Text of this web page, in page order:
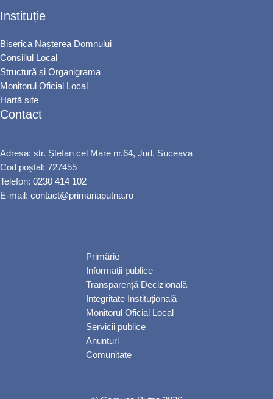
Instituție
Biserica Nașterea Domnului
Consiliul Local
Structură și Organigrama
Monitorul Oficial Local
Hartă site
Contact
Adresa: str. Ștefan cel Mare nr.64, Jud. Suceava
Cod poștal: 727455
Telefon: 0230 414 102
E-mail: contact@primariaputna.ro
Primărie
Informații publice
Transparență Decizională
Integritate Instituțională
Monitorul Oficial Local
Servicii publice
Anunțuri
Comunitate